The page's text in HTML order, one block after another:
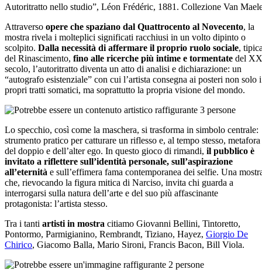
Autoritratto nello studio”, Léon Frédéric, 1881. Collezione Van
Attraverso opere che spaziano dal Quattrocento al Novecento, la
mostra rivela i molteplici significati racchiusi in un volto dipinto o
scolpito. Dalla necessità di affermare il proprio ruolo sociale,
del Rinascimento, fino alle ricerche più intime e tormentate del XX
secolo, l’autoritratto diventa un atto di analisi e dichiarazione: un
“autografo esistenziale” con cui l’artista consegna ai posteri non solo i
propri tratti somatici, ma soprattutto la propria visione del mondo.
Lo specchio, così come la maschera, si trasforma in simbolo centrale:
strumento pratico per catturare un riflesso e, al tempo stesso, metafora
del doppio e dell’alter ego. In questo gioco di rimandi, il pubblico è
invitato a riflettere sull’identità personale, sull’aspirazione
all’eternità e sull’effimera fama contemporanea dei selfie. Una
che, rievocando la figura mitica di Narciso, invita chi guarda a
interrogarsi sulla natura dell’arte e del suo più affascinante
protagonista: l’artista stesso.
Tra i tanti artisti in mostra citiamo Giovanni Bellini, Tintoretto,
Pontormo, Parmigianino, Rembrandt, Tiziano, Hayez, Giorgio De
Chirico, Giacomo Balla, Mario Sironi, Francis Bacon, Bill Viola.